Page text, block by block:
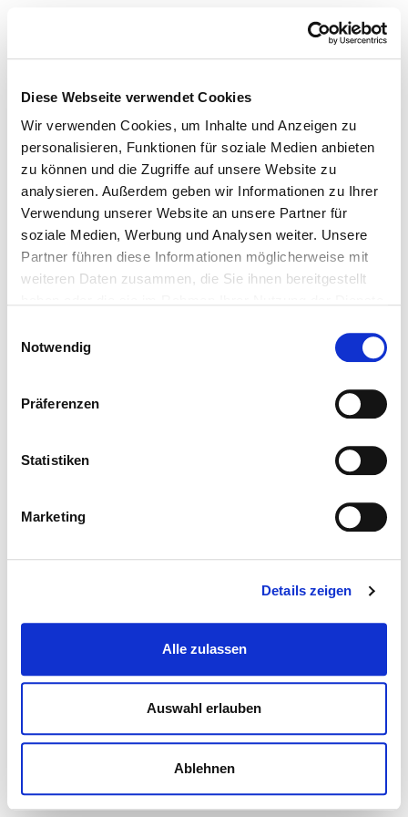
Diese Webseite verwendet Cookies
Wir verwenden Cookies, um Inhalte und Anzeigen zu
personalisieren, Funktionen für soziale Medien anbieten
zu können und die Zugriffe auf unsere Website zu
analysieren. Außerdem geben wir Informationen zu Ihrer
Verwendung unserer Website an unsere Partner für
soziale Medien, Werbung und Analysen weiter. Unsere
Partner führen diese Informationen möglicherweise mit
weiteren Daten zusammen, die Sie ihnen bereitgestellt
Notwendig
Präferenzen
Statistiken
Marketing
Details zeigen
Alle zulassen
Auswahl erlauben
Ablehnen